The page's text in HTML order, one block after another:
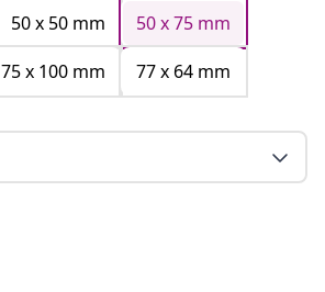
50 x 50 mm
50 x 75 mm
75 x 100 mm
77 x 64 mm